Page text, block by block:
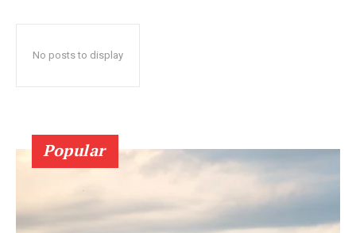
No posts to display
Popular